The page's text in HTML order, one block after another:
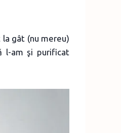
gât (nu mereu)
l-am şi purificat